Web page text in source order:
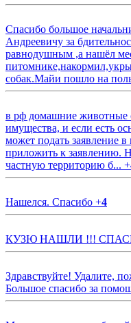
Спасибо большое
Андреевичу за
равнодушным ,а нашёл
собак.Майи пошло на
в рф домашние животные
имущества, и если есть
может подать заявление
приложить к заявлению.
частную территорию б... +
Нашелся. Спасибо +4
КУЗЮ НАШЛИ !!!
Здравствуйте! Удалите,
Большое спасибо за